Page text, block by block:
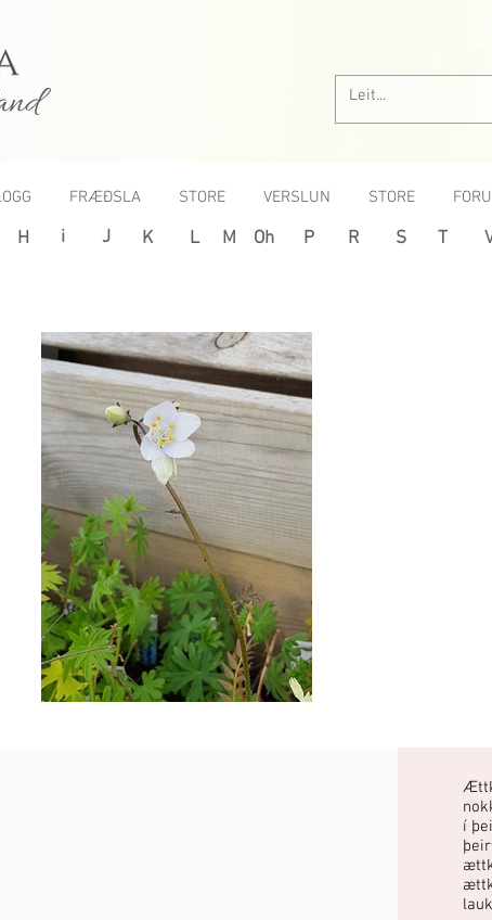
FRÆÐSLA STORE VERSLUN STORE
H i J K L M Oh P R S T
í